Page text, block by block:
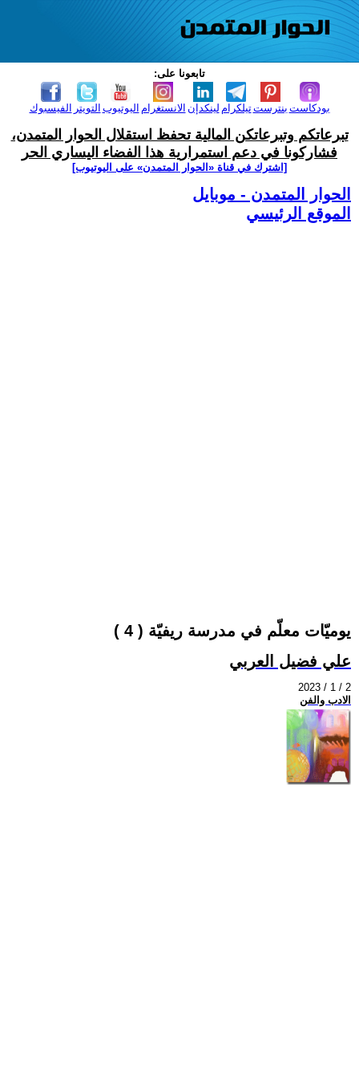
تابعونا على:
الفيسبوك التويتر اليوتيوب الانستغرام لينكدإن تيلكرامبنترست بودكاست
تبرعاتكم وتبرعاتكن المالية تحفظ استقلال الحوار المتمدن،
فشاركونا في دعم استمرارية هذا الفضاء اليساري الحر
[اشترك في قناة ‫«الحوار المتمدن» على اليوتيوب]
الحوار المتمدن - موبايل
الموقع الرئيسي
يوميّات معلّم في مدرسة ريفيّة ( 4 )
علي فضيل العربي
2023 / 1 / 2
الادب والفن